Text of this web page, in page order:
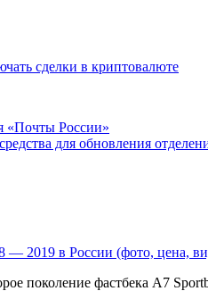
сделки в криптовалюте
для обновления
— 2019 в России (фото, цена,
поколение фастбека A7